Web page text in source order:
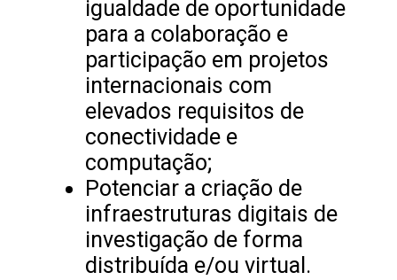
igualdade de oportunidade
para a colaboração e
participação em projetos
internacionais com
elevados requisitos de
conectividade e
computação;
Potenciar a criação de
infraestruturas digitais de
investigação de forma
distribuída e/ou virtual.